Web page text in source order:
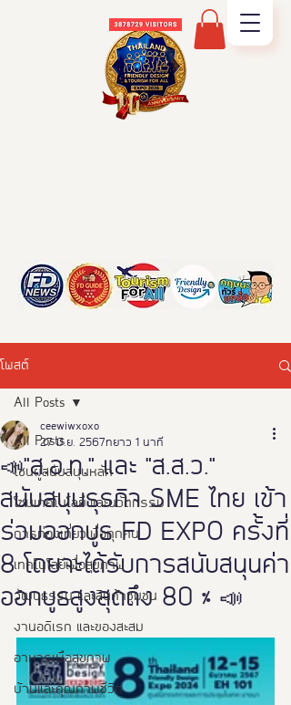
โพสต์
All Posts
โซนผู้สนับสนุนหลัก
โซนเทคโนโลยี และนวัตกรรม
การท่องเที่ยวเพื่อทุกคน
เทคโนโลยีเพื่อสุขภาพ
วัฒนธรรม และสินค้าชุมชน
งานอดิเรก และของสะสม
อาหารเพือสุขภาพ
บ้านและคุณภาพชีวิต
All Posts
📣"ส.อ.ท." และ "ส.ส.ว."
สนับสนุนธุรกิจ SME ไทย เข้า
ร่วมออกบูธ FD EXPO ครั้งที่
8 โดยจะได้รับการสนับสนุนค่า
ออกบูธสูงสุดถึง 80 % 📣
ceewiwxoxo
27 มิ.ย. 2567
ยาว 1 นาที